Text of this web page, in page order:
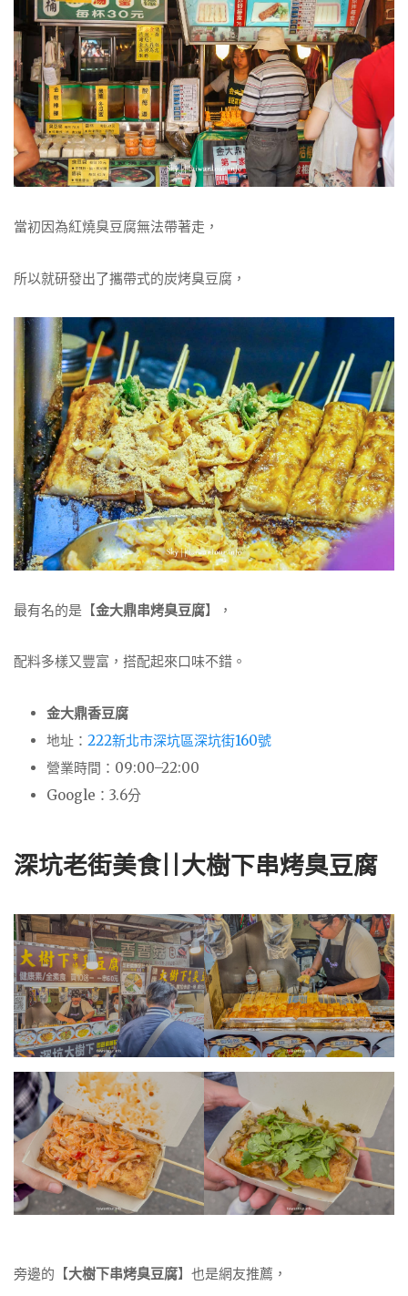
當初因為紅燒臭豆腐無法帶著走，
所以就研發出了攜帶式的炭烤臭豆腐，
最有名的是【金大鼎串烤臭豆腐】，
配料多樣又豐富，搭配起來口味不錯。
金大鼎香豆腐
地址： 222新北市深坑區深坑街160號
營業時間：09:00–22:00
Google：3.6分
深坑老街美食|| 大樹下串烤臭豆腐
旁邊的【大樹下串烤臭豆腐】也是網友推薦，